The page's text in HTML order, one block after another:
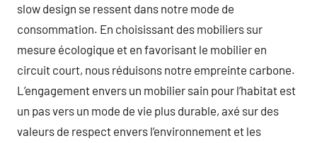
slow design se ressent dans notre mode de
consommation. En choisissant des mobiliers sur
mesure écologique et en favorisant le mobilier en
circuit court, nous réduisons notre empreinte carbone.
L’engagement envers un mobilier sain pour l’habitat est
un pas vers un mode de vie plus durable, axé sur des
valeurs de respect envers l’environnement et les